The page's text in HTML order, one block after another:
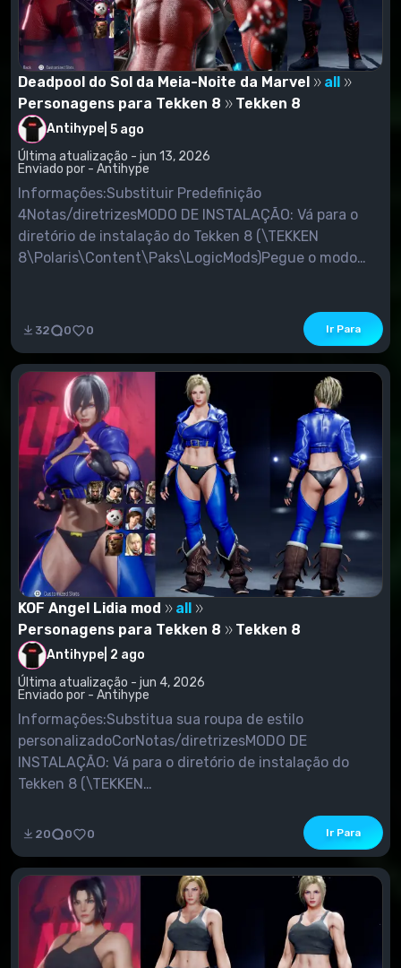
Deadpool do Sol da Meia-Noite da Marvel
all
Personagens para Tekken 8
Tekken 8
Antihype 5 ago
Última atualização - jun 13, 2026
Enviado por - Antihype
Informações:Substituir Predefinição
4Notas/diretrizesMODO DE INSTALAÇÃO: Vá para o
diretório de instalação do Tekken 8 (\TEKKEN
8\Polaris\Content\Paks\LogicMods)Pegue o modo
não tiver uma pasta chamada "LogicMods", precisará
32 0 0 Ir Para
KOF Angel Lidia mod
all
Personagens para Tekken 8
Tekken 8
Antihype 2 ago
Última atualização - jun 4, 2026
Enviado por - Antihype
Informações:Substitua sua roupa de estilo
personalizadoCorNotas/diretrizesMODO DE
INSTALAÇÃO: Vá para o diretório de instalação do
Tekken 8 (\TEKKEN
que você baixou e extraia os arquivos .pak, .ucas e
.utoc do ZIP/ RarPlace na pasta Paks.Se você não
tiver uma pasta chamada "LogicMods", precisará criar
uma
20 0 0 Ir Para